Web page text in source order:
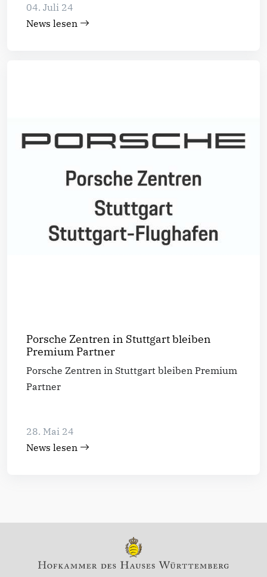
04. Juli 24
News lesen
Porsche Zentren in Stuttgart bleiben
Premium Partner
Porsche Zentren in Stuttgart bleiben Premium
Partner
28. Mai 24
News lesen